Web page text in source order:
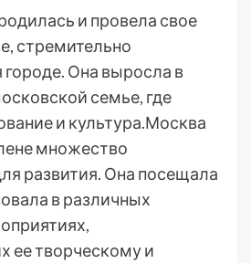
и провела свое
стремительно
Она выросла в
семье, где
и культура.Москва
множество
развития. Она посещала
в различных
ее творческому и